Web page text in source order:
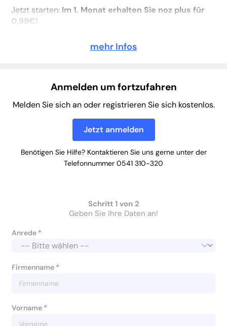
Jetzt starten: Im 1. Monat erhalten Sie noz plus für
0,99€!
mehr Infos
Anmelden um fortzufahren
Melden Sie sich an oder registrieren Sie sich kostenlos.
Jetzt anmelden
Benötigen Sie Hilfe? Kontaktieren Sie uns gerne unter der
Telefonnummer 0541 310-320
Schritt 1 von 2
Geben Sie Ihre Daten an!
Anrede *
Firmenname *
Vorname *